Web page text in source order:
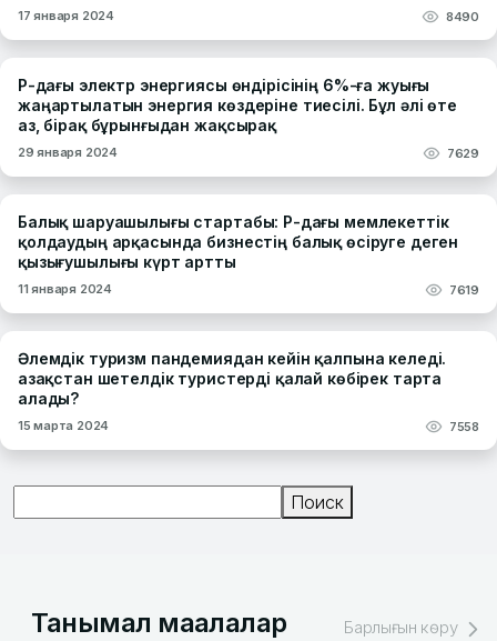
17 января 2024 8490
ҚР-дағы электр энергиясы өндірісінің 6%-ға жуығы
жаңартылатын энергия көздеріне тиесілі. Бұл әлі өте
аз, бірақ бұрынғыдан жақсырақ
29 января 2024 7629
Балық шаруашылығы стартабы: ҚР-дағы мемлекеттік
қолдаудың арқасында бизнестің балық өсіруге деген
қызығушылығы күрт артты
11 января 2024 7619
Әлемдік туризм пандемиядан кейін қалпына келеді.
Қазақстан шетелдік туристерді қалай көбірек тарта
алады?
15 марта 2024 7558
Поиск
Танымал мақалалар Барлығын көру